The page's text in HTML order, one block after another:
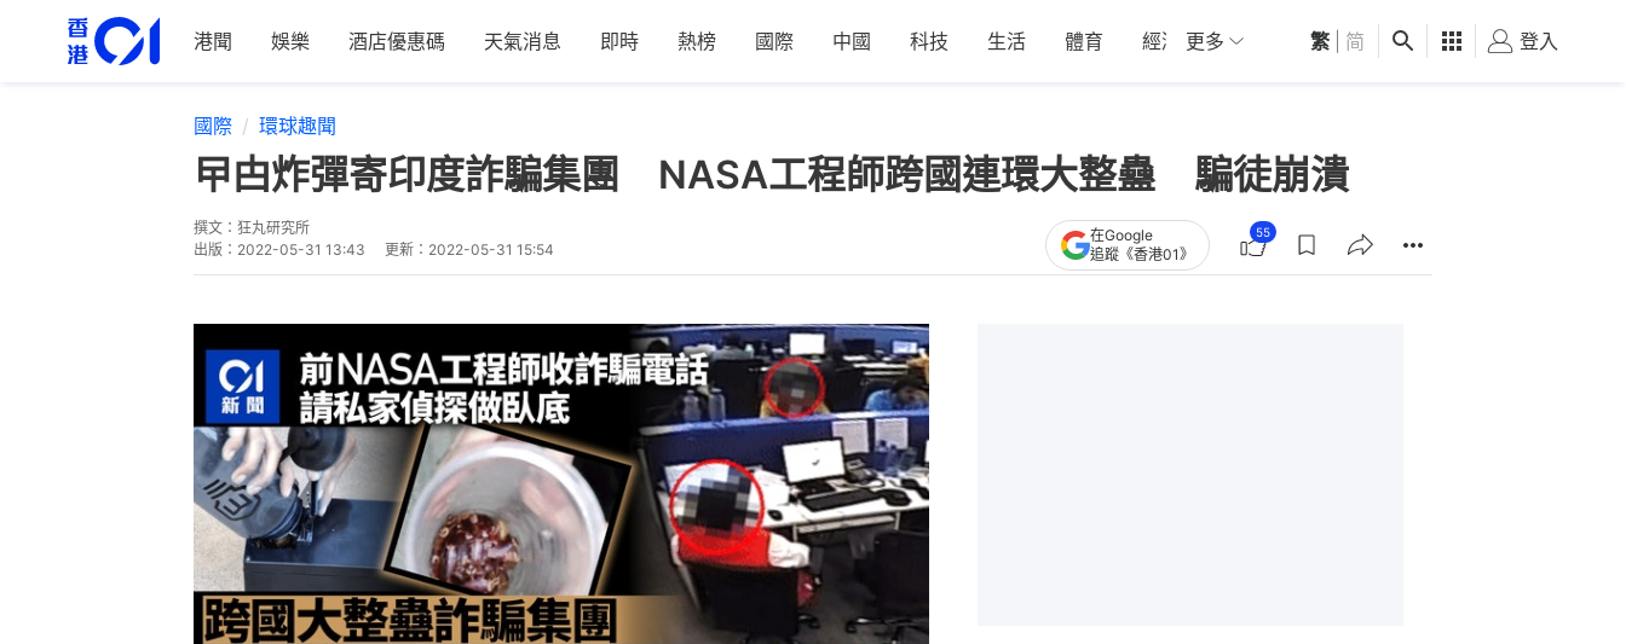
港聞 娛樂 酒店優惠碼 天氣消息 即時 熱榜 國際 中國 科技 生活 體育 經濟 01深圳 觀點 健康 好食玩飛
更多 繁 简 登入
國際 環球趣聞
曱甴炸彈寄印度詐騙集團 NASA工程師跨國連環大整蠱 騙徒崩潰
撰文： 狂丸研究所
出版： 2022-05-31 13:43 更新： 2022-05-31 15:54
在Google
追蹤《香港01》
55